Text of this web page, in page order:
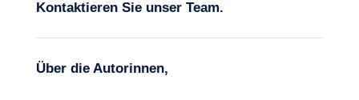
Kontaktieren Sie unser Team.
Über die Autorinnen,